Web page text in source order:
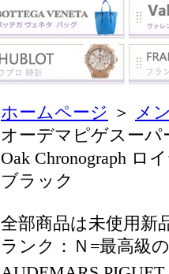
ホームページ ＞ メ
オーデマピゲスーパ
Oak Chronograph ロ
ブラック
全部商品は未使用新
ランク：Ｎ=最高級